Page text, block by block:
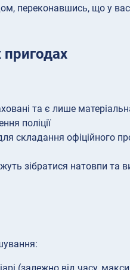
переконавшись, що у
та є лише
поліції
складання офіційного
зібратися натовпи та